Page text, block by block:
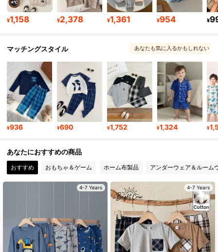
198K フォロワー
4.88 198K フォロワー
4.88 198K フォロワー
4.88 198K フォロワー
¥1,158 ¥2,378 ¥1,361 ¥954 ¥
マッチングスタイル
あなたも気に入るかもしれない
, より多くのスタイル, マッチングチョイス
, あなたにおすすめ
¥936 ¥690 ¥1,752 ¥1,324 ¥
あなたにおすすめの商品
おすすめ おもちゃ＆ゲーム ホーム布製品 アンダーウェア＆ルーム
4-7 Years 4-7 Years